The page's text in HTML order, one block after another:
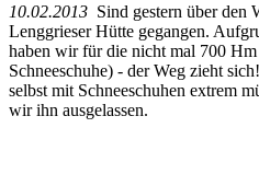
10.02.2013 Sind gestern über den
Lenggrieser Hütte gegangen.
haben wir für die nicht mal 700
Schneeschuhe) - der Weg zieht
selbst mit Schneeschuhen extrem
wir ihn ausgelassen.